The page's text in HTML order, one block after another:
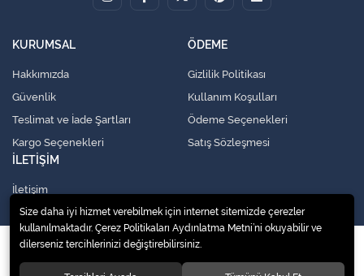
KURUMSAL
Hakkımızda
Güvenlik
Teslimat ve İade Şartları
Kargo Seçenekleri
ÖDEME
Gizlilik Politikası
Kullanım Koşulları
Ödeme Seçenekleri
Satış Sözleşmesi
İLETİŞİM
İletişim
© 2020Küresel Soğutma Sistemleri Yedek Parça San. Ve Tic. Ltd. Şti.
Size daha iyi hizmet verebilmek için internet sitemizde çerezler
kullanılmaktadır. Çerez Politikaları Aydınlatma Metni’ni okuyabilir ve
dilerseniz tercihlerinizi değiştirebilirsiniz.